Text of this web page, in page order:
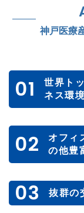
神戸医療
01
世界ト
ネス環
02
オフィ
の他豊
03 抜群の